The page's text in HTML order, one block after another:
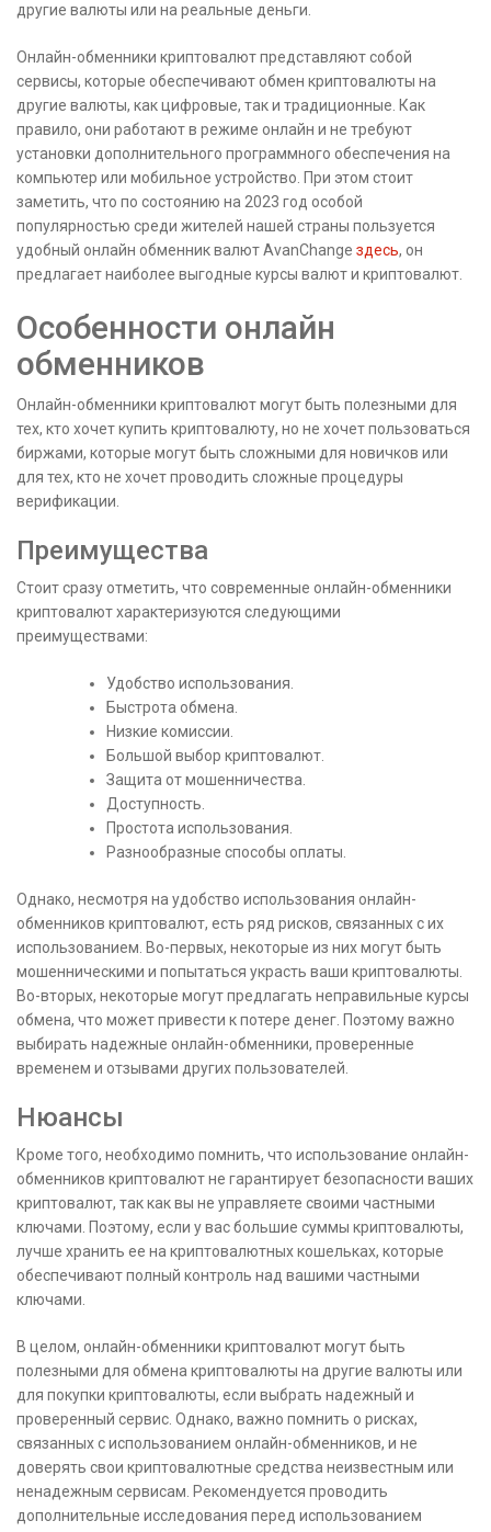
другие валюты или на реальные деньги.
Онлайн-обменники криптовалют представляют собой
сервисы, которые обеспечивают обмен криптовалюты на
другие валюты, как цифровые, так и традиционные. Как
правило, они работают в режиме онлайн и не требуют
установки дополнительного программного обеспечения на
компьютер или мобильное устройство. При этом стоит
заметить, что по состоянию на 2023 год особой
популярностью среди жителей нашей страны пользуется
удобный онлайн обменник валют AvanChange здесь, он
предлагает наиболее выгодные курсы валют и криптовалют.
Особенности онлайн
обменников
Онлайн-обменники криптовалют могут быть полезными для
тех, кто хочет купить криптовалюту, но не хочет пользоваться
биржами, которые могут быть сложными для новичков или
для тех, кто не хочет проводить сложные процедуры
верификации.
Преимущества
Стоит сразу отметить, что современные онлайн-обменники
криптовалют характеризуются следующими
преимуществами:
Удобство использования.
Быстрота обмена.
Низкие комиссии.
Большой выбор криптовалют.
Защита от мошенничества.
Доступность.
Простота использования.
Разнообразные способы оплаты.
Однако, несмотря на удобство использования онлайн-
обменников криптовалют, есть ряд рисков, связанных с их
использованием. Во-первых, некоторые из них могут быть
мошенническими и попытаться украсть ваши криптовалюты.
Во-вторых, некоторые могут предлагать неправильные курсы
обмена, что может привести к потере денег. Поэтому важно
выбирать надежные онлайн-обменники, проверенные
временем и отзывами других пользователей.
Нюансы
Кроме того, необходимо помнить, что использование онлайн-
обменников криптовалют не гарантирует безопасности ваших
криптовалют, так как вы не управляете своими частными
ключами. Поэтому, если у вас большие суммы криптовалюты,
лучше хранить ее на криптовалютных кошельках, которые
обеспечивают полный контроль над вашими частными
ключами.
В целом, онлайн-обменники криптовалют могут быть
полезными для обмена криптовалюты на другие валюты или
для покупки криптовалюты, если выбрать надежный и
проверенный сервис. Однако, важно помнить о рисках,
связанных с использованием онлайн-обменников, и не
доверять свои криптовалютные средства неизвестным или
ненадежным сервисам. Рекомендуется проводить
дополнительные исследования перед использованием